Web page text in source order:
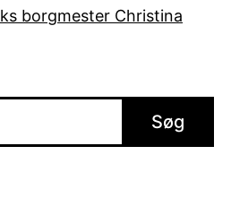
borgmester Christina
Søg